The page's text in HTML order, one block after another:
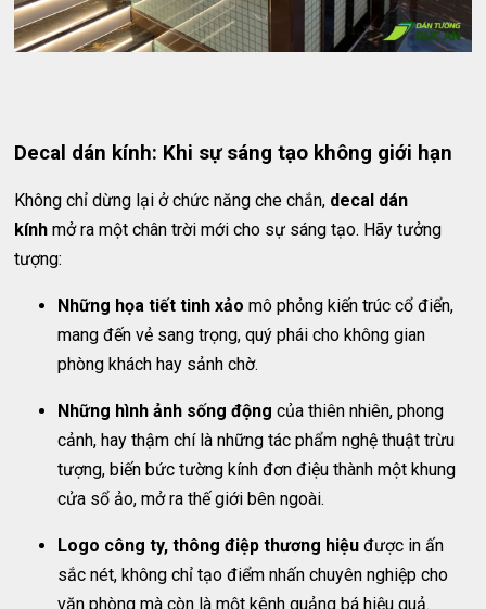
Decal dán kính: Khi sự sáng tạo không giới hạn
Không chỉ dừng lại ở chức năng che chắn, decal dán
kính mở ra một chân trời mới cho sự sáng tạo. Hãy tưởng
tượng:
Những họa tiết tinh xảo mô phỏng kiến trúc cổ điển,
mang đến vẻ sang trọng, quý phái cho không gian
phòng khách hay sảnh chờ.
Những hình ảnh sống động của thiên nhiên, phong
cảnh, hay thậm chí là những tác phẩm nghệ thuật trừu
tượng, biến bức tường kính đơn điệu thành một khung
cửa sổ ảo, mở ra thế giới bên ngoài.
Logo công ty, thông điệp thương hiệu được in ấn
sắc nét, không chỉ tạo điểm nhấn chuyên nghiệp cho
văn phòng mà còn là một kênh quảng bá hiệu quả.